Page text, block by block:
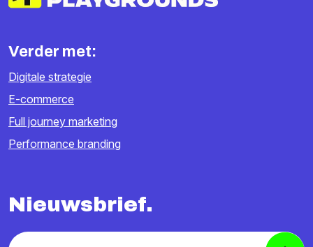
Verder met:
Digitale strategie
E-commerce
Full journey marketing
Performance branding
Nieuwsbrief.